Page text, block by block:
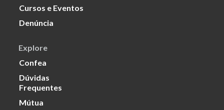
Cursos e Eventos
Denúncia
Explore
Confea
Dúvidas
Frequentes
Mútua